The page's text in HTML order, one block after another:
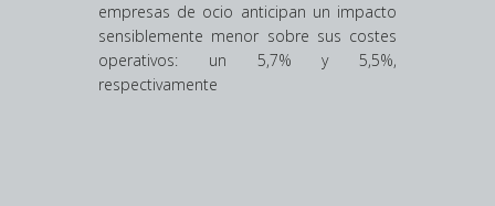
empresas de ocio anticipan un impacto
sensiblemente menor sobre sus costes
operativos: un 5,7% y 5,5%,
respectivamente